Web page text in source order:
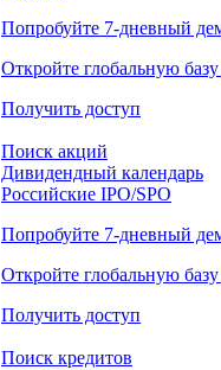
Попробуйте 7-дневный
Откройте глобальную
Получить доступ
Поиск акций
Дивидендный календарь
Российские IPO/SPO
Попробуйте 7-дневный
Откройте глобальную
Получить доступ
Поиск кредитов